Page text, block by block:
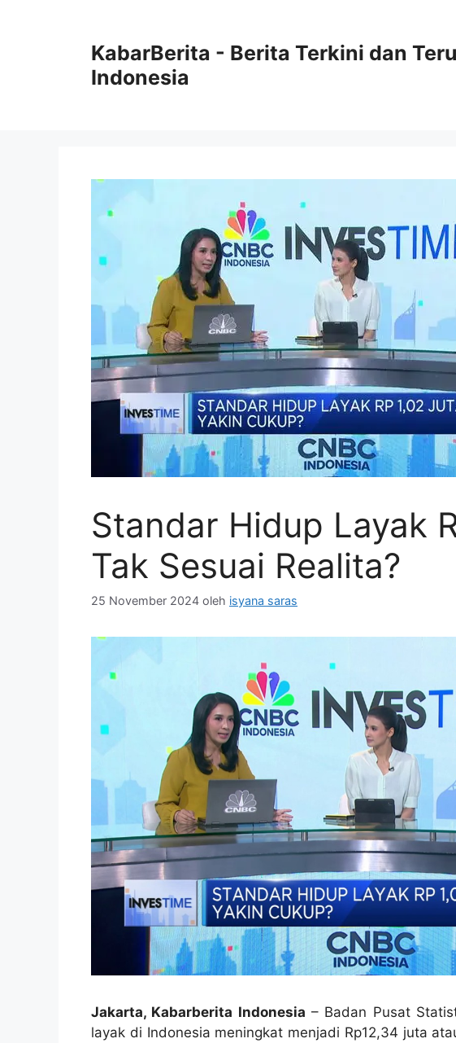
KabarBerita - Berita Terkini dan
Indonesia
Standar Hidup Layak
Tak Sesuai Realita?
25 November 2024 oleh isyana saras
Jakarta, Kabarberita Indonesia – Badan Pusat
layak di Indonesia meningkat menjadi Rp12,34 juta